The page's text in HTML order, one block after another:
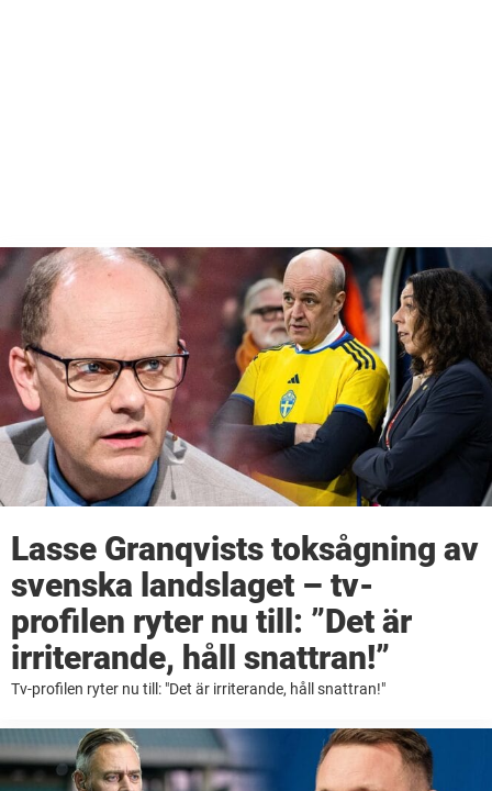
Lasse Granqvists toksågning av
svenska landslaget – tv-
profilen ryter nu till: ”Det är
irriterande, håll snattran!”
Tv-profilen ryter nu till: "Det är irriterande, håll snattran!"